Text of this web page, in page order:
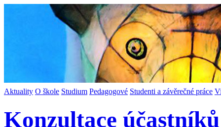
Aktuality O škole Studium Pedagogové Studenti a závěrečné práce
Konzultace